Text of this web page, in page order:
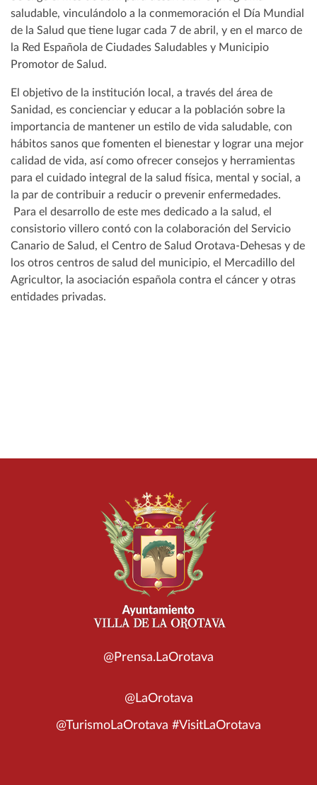
saludable, vinculándolo a la conmemoración el Día Mundial
de la Salud que tiene lugar cada 7 de abril, y en el marco de
la Red Española de Ciudades Saludables y Municipio
Promotor de Salud.
El objetivo de la institución local, a través del área de
Sanidad, es concienciar y educar a la población sobre la
importancia de mantener un estilo de vida saludable, con
hábitos sanos que fomenten el bienestar y lograr una mejor
calidad de vida, así como ofrecer consejos y herramientas
para el cuidado integral de la salud física, mental y social, a
la par de contribuir a reducir o prevenir enfermedades.
Para el desarrollo de este mes dedicado a la salud, el
consistorio villero contó con la colaboración del Servicio
Canario de Salud, el Centro de Salud Orotava-Dehesas y de
los otros centros de salud del municipio, el Mercadillo del
Agricultor, la asociación española contra el cáncer y otras
entidades privadas.
@Prensa.LaOrotava
@LaOrotava
@TurismoLaOrotava #VisitLaOrotava